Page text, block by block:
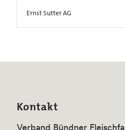
Ernst Sutter AG
Kontakt
Verband Bündner